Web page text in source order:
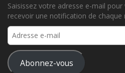
Saisissez votre adresse e-mail
recevoir une notification de chaque
Adresse
e-
mail
Abonnez-vous